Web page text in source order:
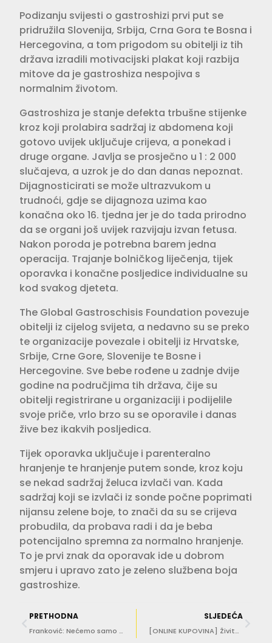
Podizanju svijesti o gastroshizi prvi put se
pridružila Slovenija, Srbija, Crna Gora te Bosna i
Hercegovina, a tom prigodom su obitelji iz tih
država izradili motivacijski plakat koji razbija
mitove da je gastroshiza nespojiva s
normalnim životom.
Gastroshiza je stanje defekta trbušne stijenke
kroz koji prolabira sadržaj iz abdomena koji
gotovo uvijek uključuje crijeva, a ponekad i
druge organe. Javlja se prosječno u 1 : 2 000
slučajeva, a uzrok je do dan danas nepoznat.
Dijagnosticirati se može ultrazvukom u
trudnoći, gdje se dijagnoza uzima kao
konačna oko 16. tjedna jer je do tada prirodno
da se organi još uvijek razvijaju izvan fetusa.
Nakon poroda je potrebna barem jedna
operacija. Trajanje bolničkog liječenja, tijek
oporavka i konačne posljedice individualne su
kod svakog djeteta.
The Global Gastroschisis Foundation povezuje
obitelji iz cijelog svijeta, a nedavno su se preko
te organizacije povezale i obitelji iz Hrvatske,
Srbije, Crne Gore, Slovenije te Bosne i
Hercegovine. Sve bebe rođene u zadnje dvije
godine na područjima tih država, čije su
obitelji registrirane u organizaciji i podijelile
svoje priče, vrlo brzo su se oporavile i danas
žive bez ikakvih posljedica.
Tijek oporavka uključuje i parenteralno
hranjenje te hranjenje putem sonde, kroz koju
se nekad sadržaj želuca izvlači van. Kada
sadržaj koji se izvlači iz sonde počne poprimati
nijansu zelene boje, to znači da su se crijeva
probudila, da probava radi i da je beba
potencijalno spremna za normalno hranjenje.
To je prvi znak da oporavak ide u dobrom
smjeru i upravo zato je zeleno službena boja
gastroshize.
PRETHODNA
Franković: Nećemo samo kažnjavati odlaganje robe kraj Katedrale, već i otkazivati dozvole za ulazak u Grad!
SLJEDEĆA
[ONLINE KUPOVINA] Živite u Zidinama? Duboko udahnite, neke dostave ‘do daljnjeg nisu moguće’